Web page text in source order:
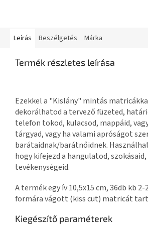
Leírás Beszélgetés Márka
Termék részletes leírása
Ezekkel a "Kislány" mintás
dekorálhatod a tervező füzeted,
telefon tokod, kulacsod, mappáid,
tárgyad, vagy ha valami apróságot
barátaidnak/barátnőidnek.
hogy kifejezd a hangulatod, szokásaid,
tevékenységeid.
A termék egy ív 10,5x15 cm, 36db kb
formára vágott (kiss cut) matricát
Kiegészítő paraméterek